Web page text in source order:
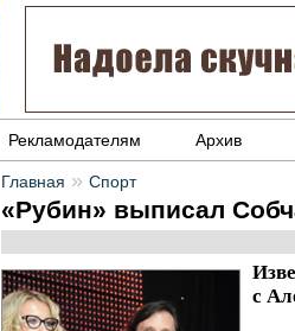
Рекламодателям Архив
Главная » Спорт
«Рубин» выписал
с